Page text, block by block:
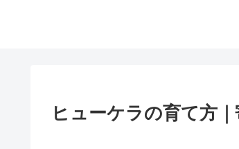
ヒューケラの育て方